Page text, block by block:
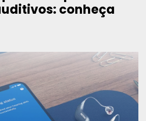
conheça